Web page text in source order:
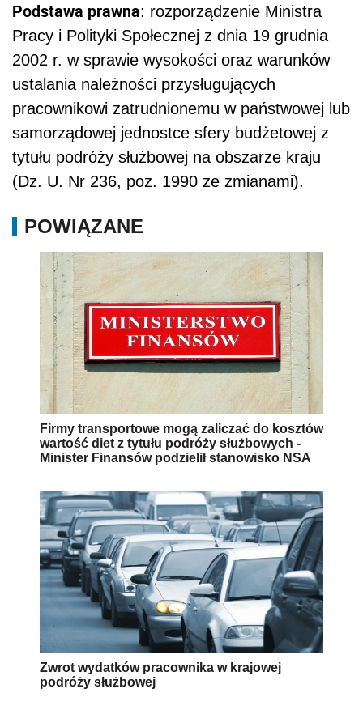
Podstawa prawna: rozporządzenie Ministra
Pracy i Polityki Społecznej z dnia 19 grudnia
2002 r. w sprawie wysokości oraz warunków
ustalania należności przysługujących
pracownikowi zatrudnionemu w państwowej lub
samorządowej jednostce sfery budżetowej z
tytułu podróży służbowej na obszarze kraju
(Dz. U. Nr 236, poz. 1990 ze zmianami).
POWIĄZANE
Firmy transportowe mogą zaliczać do kosztów
wartość diet z tytułu podróży służbowych -
Minister Finansów podzielił stanowisko NSA
Zwrot wydatków pracownika w krajowej
podróży służbowej